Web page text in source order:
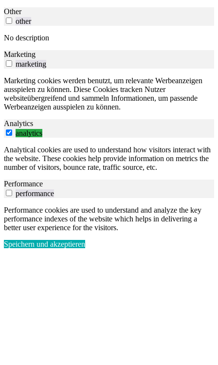
Other
other
No description
Marketing
marketing
Marketing cookies werden benutzt, um relevante Werbeanzeigen
ausspielen zu können. Diese Cookies tracken Nutzer
websiteübergreifend und sammeln Informationen, um passende
Werbeanzeigen ausspielen zu können.
Analytics
analytics
Analytical cookies are used to understand how visitors interact with
the website. These cookies help provide information on metrics the
number of visitors, bounce rate, traffic source, etc.
Performance
performance
Performance cookies are used to understand and analyze the key
performance indexes of the website which helps in delivering a
better user experience for the visitors.
Speichern und akzeptieren